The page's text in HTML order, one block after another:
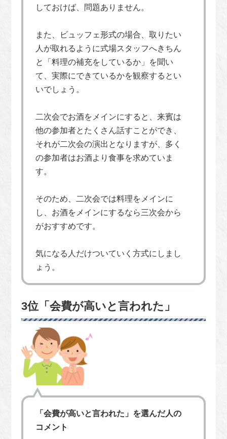
しておけば、問題ありません。
また、ビュッフェ形式の場合、取りたい
人が取れるように式場スタッフへきちん
と「料理の補充をしているか」を聞い
て、実際にできているかを観察するとい
いでしょう。
二次会でお酒をメインにすると、来賓は
他の参加者とたくさん話すことができ、
それが二次会の演出となりますが、多く
の参加者はお酒より食事を求めていま
す。
そのため、二次会では料理をメインに
し、お酒をメインにするなら三次会から
がおすすめです。
気になる人だけついていく方式にしまし
ょう。
3位「会費が高いと言われた」
「会費が高いと言われた」を選んだ人の
コメント